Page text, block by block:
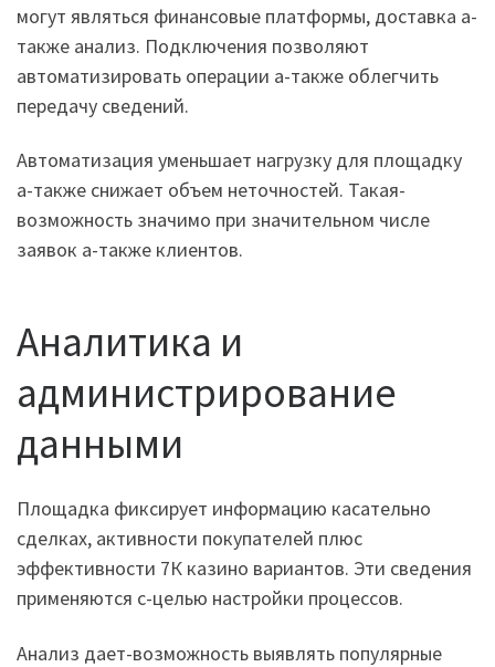
могут являться финансовые платформы, доставка а-
также анализ. Подключения позволяют
автоматизировать операции а-также облегчить
передачу сведений.
Автоматизация уменьшает нагрузку для площадку
а-также снижает объем неточностей. Такая-
возможность значимо при значительном числе
заявок а-также клиентов.
Аналитика и
администрирование
данными
Площадка фиксирует информацию касательно
сделках, активности покупателей плюс
эффективности 7К казино вариантов. Эти сведения
применяются с-целью настройки процессов.
Анализ дает-возможность выявлять популярные